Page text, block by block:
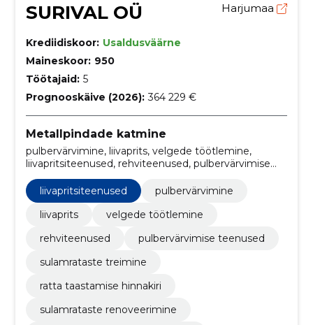
SURIVAL OÜ Harjumaa
Krediidiskoor: Usaldusväärne
Maineskoor: 950
Töötajaid: 5
Prognooskäive (2026): 364 229 €
Metallpindade katmine
pulbervärvimine, liivaprits, velgede töötlemine,
liivapritsiteenused, rehviteenused, pulbervärvimise
hinnakiri, sulamrataste renoveerimine, ratta
liivapritsitööde maksumus
liivapritsiteenused
pulbervärvimine
liivaprits
velgede töötlemine
rehviteenused
pulbervärvimise teenused
sulamrataste treimine
ratta taastamise hinnakiri
sulamrataste renoveerimine